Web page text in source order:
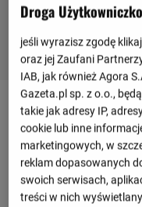
Relacja z meczu
Sowietow Samara
Droga
jeśli wyrazisz zgodę
oraz jej Zaufani
IAB, jak również Agora
Gazeta.pl sp. z o.o.,
takie jak adresy IP,
cookie lub inne
marketingowych, w
reklam dopasowanych
swoich serwisach,
treści w nich